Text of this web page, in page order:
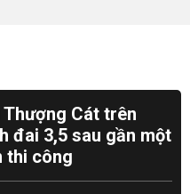
Thượng Cát trên
đai 3,5 sau gần một
thi công